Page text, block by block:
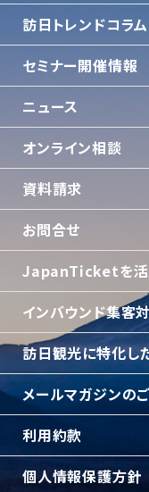
訪日トレンドコラム
セミナー開催情報
ニュース
オンライン相談
資料請求
お問合せ
JapanTicketを活
インバウンド集客
訪日観光に特化し
メールマガジンの
利用約款
個人情報保護方針